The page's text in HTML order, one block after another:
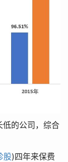
的公司，综合
股)四年来保费